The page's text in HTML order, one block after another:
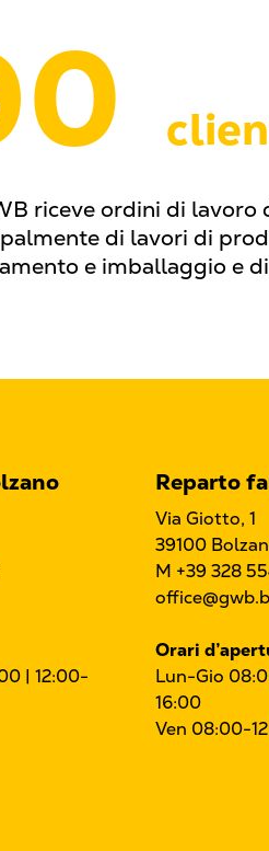
riceve ordini di
di lavori di
e imballaggio e
| 12:00-
Reparto
Via Giotto, 1
39100
M +39 328
Orari
Lun-Gio
16:00
Ven 08:00-